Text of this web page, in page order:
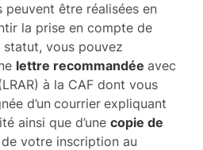
peuvent être réalisées en
la prise en compte de
vous pouvez
lettre recommandée avec
à la CAF dont vous
d’uncourrier expliquant
ainsi que d’une copie de
votre inscription au